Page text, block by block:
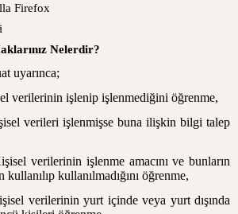
Nelerdir?
uyarınca;
işlenip işlenmediğini öğrenme,
işlenmişse buna ilişkin bilgi talep
işlenme amacını ve bunların
kullanılıp kullanılmadığını öğrenme,
yurt içinde veya yurt dışında